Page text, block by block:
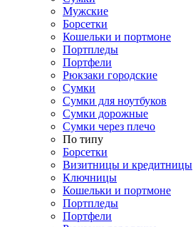
Мужские
Борсетки
Кошельки и портмоне
Портпледы
Портфели
Рюкзаки городские
Сумки
Сумки для ноутбуков
Сумки дорожные
Сумки через плечо
По типу
Борсетки
Визитницы и кредитницы
Ключницы
Кошельки и портмоне
Портпледы
Портфели